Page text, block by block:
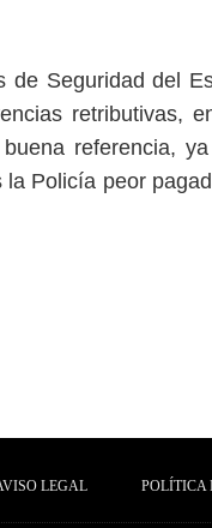
Seguridad del
retributivas,
referencia,
Policía peor
LEGAL POLÍTICA